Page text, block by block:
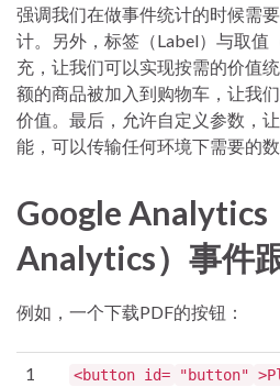
强调我们在做事件统计的时候需
计。另外，标签（Label）与取值
充，让我们可以实现按需的价值
额的商品被加入到购物车，让我
价值。最后，允许自定义参数，
能，可以传输任何环境下需要的数
Google Analytics
Analytics）事件
例如，一个下载PDF的按钮：
1 <button id= "button"